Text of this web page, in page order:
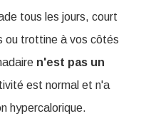
tous les jours, court
ou trottine à vos côtés
n'est pas un
est normal et n'a
hypercalorique.